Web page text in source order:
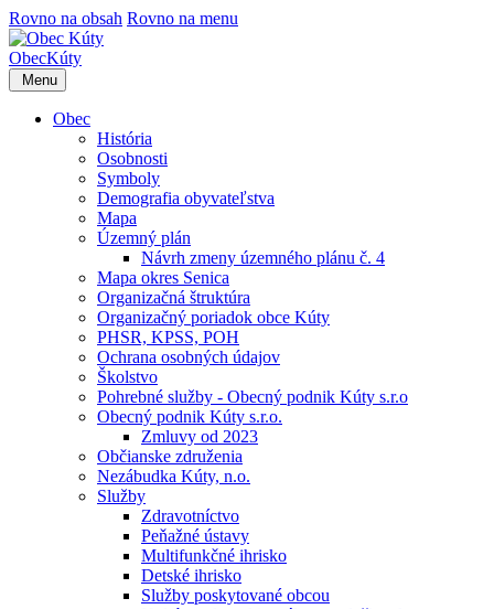
Rovno na obsah Rovno na menu
ObecKúty
Menu
Obec
História
Osobnosti
Symboly
Demografia obyvateľstva
Mapa
Územný plán
Návrh zmeny územného plánu č. 4
Mapa okres Senica
Organizačná štruktúra
Organizačný poriadok obce Kúty
PHSR, KPSS, POH
Ochrana osobných údajov
Školstvo
Pohrebné služby - Obecný podnik Kúty s.r.o
Obecný podnik Kúty s.r.o.
Zmluvy od 2023
Občianske združenia
Nezábudka Kúty, n.o.
Služby
Zdravotníctvo
Peňažné ústavy
Multifunkčné ihrisko
Detské ihrisko
Služby poskytované obcou